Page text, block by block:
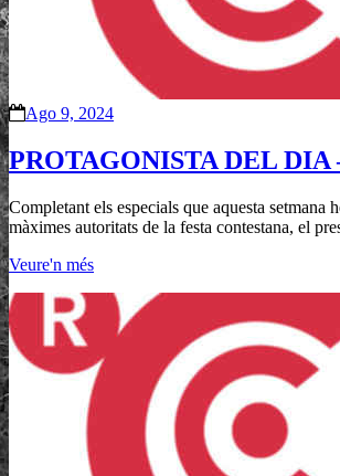
Ago 9, 2024
PROTAGONISTA DEL DIA
Completant els especials que aquesta
màximes autoritats de la festa contestana, el
Veure'n més